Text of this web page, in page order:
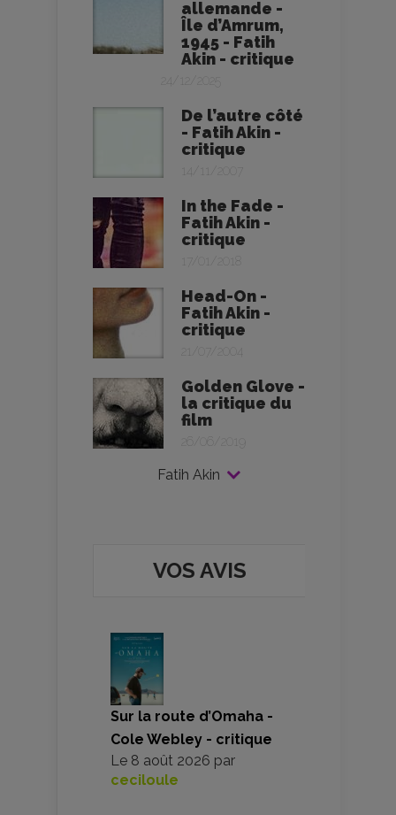
allemande -
Île d’Amrum,
1945 - Fatih
Akin - critique
24/12/2025
De l’autre côté
- Fatih Akin -
critique
14/11/2007
In the Fade -
Fatih Akin -
critique
17/01/2018
Head-On -
Fatih Akin -
critique
21/07/2004
Golden Glove -
la critique du
film
26/06/2019
Fatih Akin
VOS AVIS
Sur la route d’Omaha -
Cole Webley - critique
Le 8 août 2026 par
ceciloule